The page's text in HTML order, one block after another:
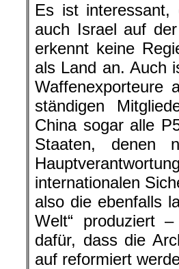
Es ist interessant,
auch Israel auf
erkennt keine
als Land an. Auch
Waffenexporteure
ständigen
China sogar alle
Staaten, denen
internationalen
also die ebenfalls
Welt“ produziert
dafür, dass die
auf reformiert